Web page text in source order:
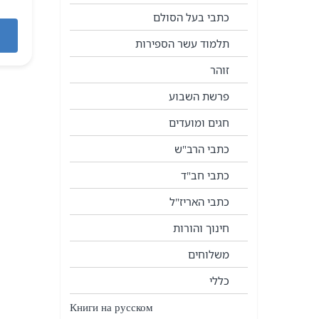
כתבי בעל הסולם
תלמוד עשר הספירות
זוהר
פרשת השבוע
חגים ומועדים
כתבי הרב"ש
כתבי חב"ד
כתבי האריז"ל
חינוך והורות
משלוחים
כללי
Книги на русском